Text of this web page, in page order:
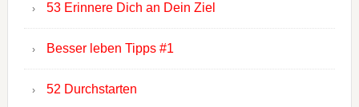
53 Erinnere Dich an Dein Ziel
Besser leben Tipps #1
52 Durchstarten